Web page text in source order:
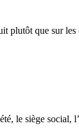
plutôt que sur
le siège social,